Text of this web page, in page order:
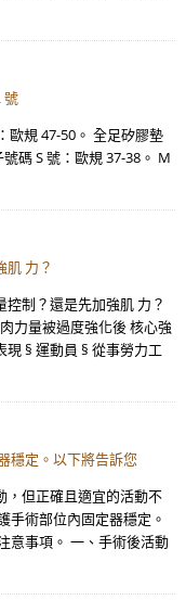
號
歐規 47-50。 全足矽膠墊
碼 S 號：歐規 37-38。 M
肌 力？
制？還是先加強肌 力？
力量被過度強化後 核心強
§ 運動員 § 從事勞力工
穩定。以下將告訴您
，但正確且適宜的活動不
手術部位內固定器穩定。
意事項。 一、手術後活動